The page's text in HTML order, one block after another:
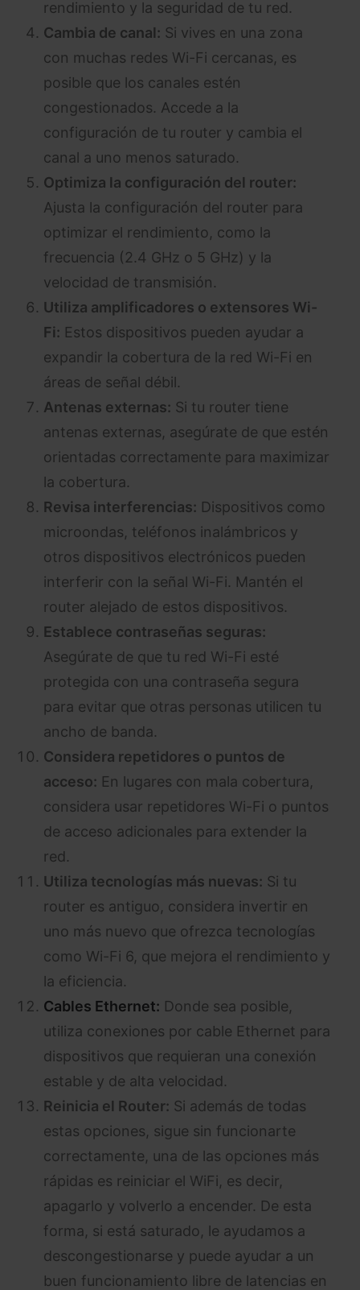
rendimiento y la seguridad de tu red.
Cambia de canal: Si vives en una zona
con muchas redes Wi-Fi cercanas, es
posible que los canales estén
congestionados. Accede a la
configuración de tu router y cambia el
canal a uno menos saturado.
Optimiza la configuración del router:
Ajusta la configuración del router para
optimizar el rendimiento, como la
frecuencia (2.4 GHz o 5 GHz) y la
velocidad de transmisión.
Utiliza amplificadores o extensores Wi-
Fi: Estos dispositivos pueden ayudar a
expandir la cobertura de la red Wi-Fi en
áreas de señal débil.
Antenas externas: Si tu router tiene
antenas externas, asegúrate de que estén
orientadas correctamente para maximizar
la cobertura.
Revisa interferencias: Dispositivos como
microondas, teléfonos inalámbricos y
otros dispositivos electrónicos pueden
interferir con la señal Wi-Fi. Mantén el
router alejado de estos dispositivos.
Establece contraseñas seguras:
Asegúrate de que tu red Wi-Fi esté
protegida con una contraseña segura
para evitar que otras personas utilicen tu
ancho de banda.
Considera repetidores o puntos de
acceso: En lugares con mala cobertura,
considera usar repetidores Wi-Fi o puntos
de acceso adicionales para extender la
red.
Utiliza tecnologías más nuevas: Si tu
router es antiguo, considera invertir en
uno más nuevo que ofrezca tecnologías
como Wi-Fi 6, que mejora el rendimiento y
la eficiencia.
Cables Ethernet: Donde sea posible,
utiliza conexiones por cable Ethernet para
dispositivos que requieran una conexión
estable y de alta velocidad.
Reinicia el Router: Si además de todas
estas opciones, sigue sin funcionarte
correctamente, una de las opciones más
rápidas es reiniciar el WiFi, es decir,
apagarlo y volverlo a encender. De esta
forma, si está saturado, le ayudamos a
descongestionarse y puede ayudar a un
buen funcionamiento libre de latencias en